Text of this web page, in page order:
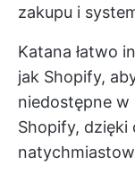
zakupu i
Katana łatwo
jak Shopify,
niedostępne w
Shopify,